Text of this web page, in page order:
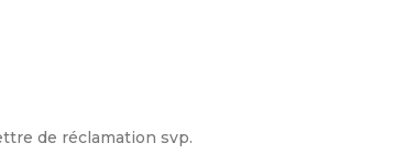
de réclamation svp.